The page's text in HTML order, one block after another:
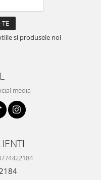
si produsele noi
media